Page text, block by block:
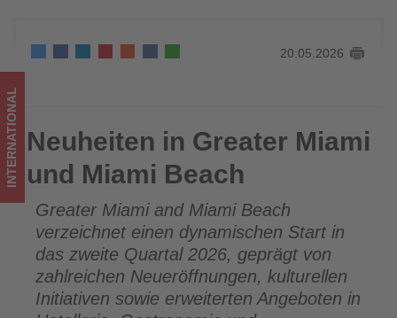
Wissen,
was
im
Tourismus
los
ist!
20.05.2026
Neuheiten in Greater Miami und Miami Beach
INTERNATIONAL Neuheiten in Greater Miami
und Miami Beach
Greater Miami and Miami Beach
verzeichnet einen dynamischen Start in
das zweite Quartal 2026, geprägt von
zahlreichen Neueröffnungen, kulturellen
Initiativen sowie erweiterten Angeboten in